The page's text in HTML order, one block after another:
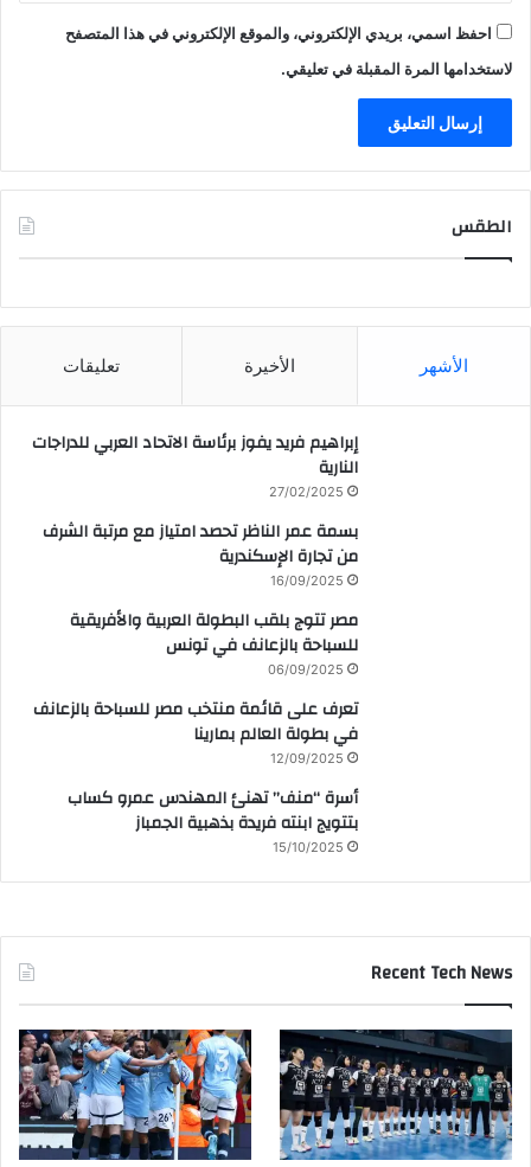
احفظ اسمي، بريدي الإلكتروني، والموقع الإلكتروني في هذا المتصفح
لاستخدامها المرة المقبلة في تعليقي.
الطقس
الأشهر الأخيرة تعليقات
إبراهيم فريد يفوز برئاسة الاتحاد العربي للدراجات
النارية
27/02/2025
بسمة عمر الناظر تحصد امتياز مع مرتبة الشرف
من تجارة الإسكندرية
16/09/2025
مصر تتوج بلقب البطولة العربية والأفريقية
للسباحة بالزعانف في تونس
06/09/2025
تعرف على قائمة منتخب مصر للسباحة بالزعانف
في بطولة العالم بمارينا
12/09/2025
أسرة “منف” تهنئ المهندس عمرو كساب
بتتويج ابنته فريدة بذهبية الجمباز
15/10/2025
Recent Tech News